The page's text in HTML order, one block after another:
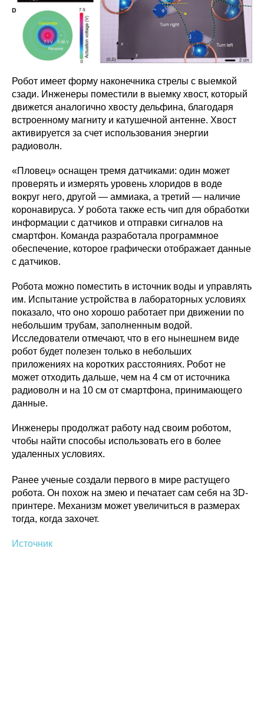
Робот имеет форму наконечника стрелы с выемкой
сзади. Инженеры поместили в выемку хвост, который
движется аналогично хвосту дельфина, благодаря
встроенному магниту и катушечной антенне. Хвост
активируется за счет использования энергии
радиоволн.
«Пловец» оснащен тремя датчиками: один может
проверять и измерять уровень хлоридов в воде
вокруг него, другой — аммиака, а третий — наличие
коронавируса. У робота также есть чип для обработки
информации с датчиков и отправки сигналов на
смартфон. Команда разработала программное
обеспечение, которое графически отображает данные
с датчиков.
Робота можно поместить в источник воды и управлять
им. Испытание устройства в лабораторных условиях
показало, что оно хорошо работает при движении по
небольшим трубам, заполненным водой.
Исследователи отмечают, что в его нынешнем виде
робот будет полезен только в небольших
приложениях на коротких расстояниях. Робот не
может отходить дальше, чем на 4 см от источника
радиоволн и на 10 см от смартфона, принимающего
данные.
Инженеры продолжат работу над своим роботом,
чтобы найти способы использовать его в более
удаленных условиях.
Ранее ученые создали первого в мире растущего
робота. Он похож на змею и печатает сам себя на 3D-
принтере. Механизм может увеличиться в размерах
тогда, когда захочет.
Источник
© 2015-2026 НАУРР. Все права защищены. При использовании материалов
ссылка на ROBOTUNION.RU — обязательна
При использовании материалов ссылка на ROBOTUNION.RU — обязательна